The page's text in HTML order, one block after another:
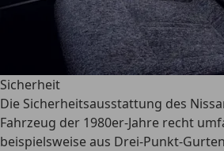
Sicherheit
Die Sicherheitsausstattung des
Fahrzeug der 1980er-Jahre recht
beispielsweise aus Drei-Punkt-